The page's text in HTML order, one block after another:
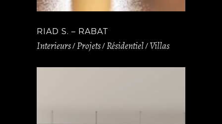
RIAD S. – RABAT
Interieurs Projets Résidentiel Villas